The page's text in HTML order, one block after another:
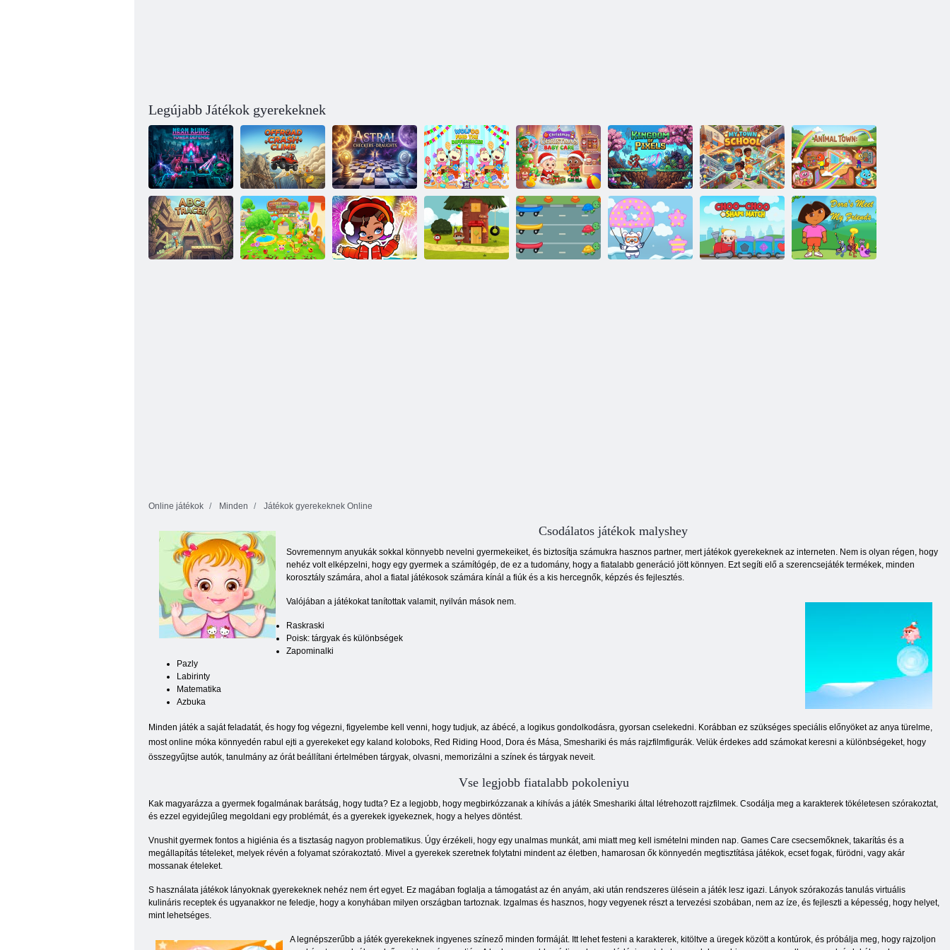
Legújabb Játékok gyerekeknek
Neon romok:
Tower Defense
Offroad Crash
Climb
Astral Checkers
Drafts
Wolfoo találja
meg a
különbséget
Karácsonyi
babaápolás
Pixelek
Királysága
Az én városi
iskolám
Állatváros
Online játékok Minden Játékok gyerekeknek Online
Csodálatos játékok malyshey
Sovremennym anyukák sokkal könnyebb nevelni gyermekeiket, és biztosítja számukra hasznos partner, mert játékok gyerekeknek az interneten. Nem is olyan régen, hogy
nehéz volt elképzelni, hogy egy gyermek a számítógép, de ez a tudomány, hogy a fiatalabb generáció jött könnyen. Ezt segíti elő a szerencsejáték termékek, minden
korosztály számára, ahol a fiatal játékosok számára kínál a fiúk és a kis hercegnők, képzés és fejlesztés.
Valójában a játékokat tanítottak valamit, nyilván mások nem.
Raskraski
Poisk: tárgyak és különbségek
Zapominalki
Pazly
Labirinty
Matematika
Azbuka
Minden játék a saját feladatát, és hogy fog végezni, figyelembe kell venni, hogy tudjuk, az ábécé, a logikus gondolkodásra, gyorsan cselekedni. Korábban ez szükséges speciális előnyöket az anya türelme,
most online móka könnyedén rabul ejti a gyerekeket egy kaland koloboks, Red Riding Hood, Dora és Mása, Smeshariki és más rajzfilmfigurák. Velük érdekes add számokat keresni a különbségeket, hogy
összegyűjtse autók, tanulmány az órát beállítani értelmében tárgyak, olvasni, memorizálni a színek és tárgyak neveit.
Vse legjobb fiatalabb pokoleniyu
Kak magyarázza a gyermek fogalmának barátság, hogy tudta? Ez a legjobb, hogy megbirkózzanak a kihívás a játék Smeshariki által létrehozott rajzfilmek. Csodálja meg a karakterek tökéletesen szórakoztat,
és ezzel egyidejűleg megoldani egy problémát, és a gyerekek igyekeznek, hogy a helyes döntést.
Vnushit gyermek fontos a higiénia és a tisztaság nagyon problematikus. Úgy érzékeli, hogy egy unalmas munkát, ami miatt meg kell ismételni minden nap. Games Care csecsemőknek, takarítás és a
megállapítás tételeket, melyek révén a folyamat szórakoztató. Mivel a gyerekek szeretnek folytatni mindent az életben, hamarosan ők könnyedén megtisztítása játékok, ecset fogak, fürödni, vagy akár
mossanak ételeket.
S használata játékok lányoknak gyerekeknek nehéz nem ért egyet. Ez magában foglalja a támogatást az én anyám, aki után rendszeres ülésein a játék lesz igazi. Lányok szórakozás tanulás virtuális
kulináris receptek és ugyanakkor ne feledje, hogy a konyhában milyen országban tartoznak. Izgalmas és hasznos, hogy vegyenek részt a tervezési szobában, nem az íze, és fejleszti a képesség, hogy helyet,
mint lehetséges.
A legnépszerűbb a játék gyerekeknek ingyenes színező minden formáját. Itt lehet festeni a karakterek, kitöltve a üregek között a kontúrok, és próbálja meg, hogy rajzoljon